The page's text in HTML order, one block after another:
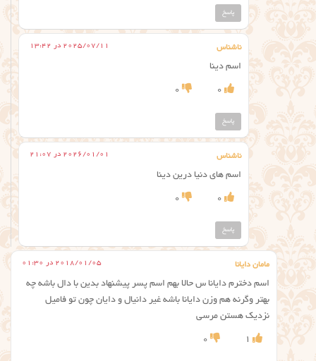
پاسخ
ناشناس 2025/07/11 در 13:42
اسم دینا
0
0
پاسخ
ناشناس 2026/01/01 در 21:07
اسم های دنیا درین دینا
0
0
پاسخ
مامان دایانا 2018/01/05 در 01:30
اسم دخترم دایانا س حالا بهم اسم پسر پیشنهاد بدین با دال باشه چه
بهتر وگرنه هم وزن دایانا باشه غیر دانیال و دایان چون تو فامیل
نزدیک هستن مرسی
1
0